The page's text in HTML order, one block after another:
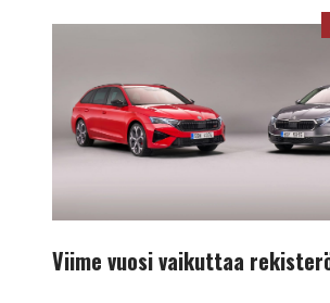
vaikuttaa
rekisteröinteihin
Viime vuosi vaikuttaa